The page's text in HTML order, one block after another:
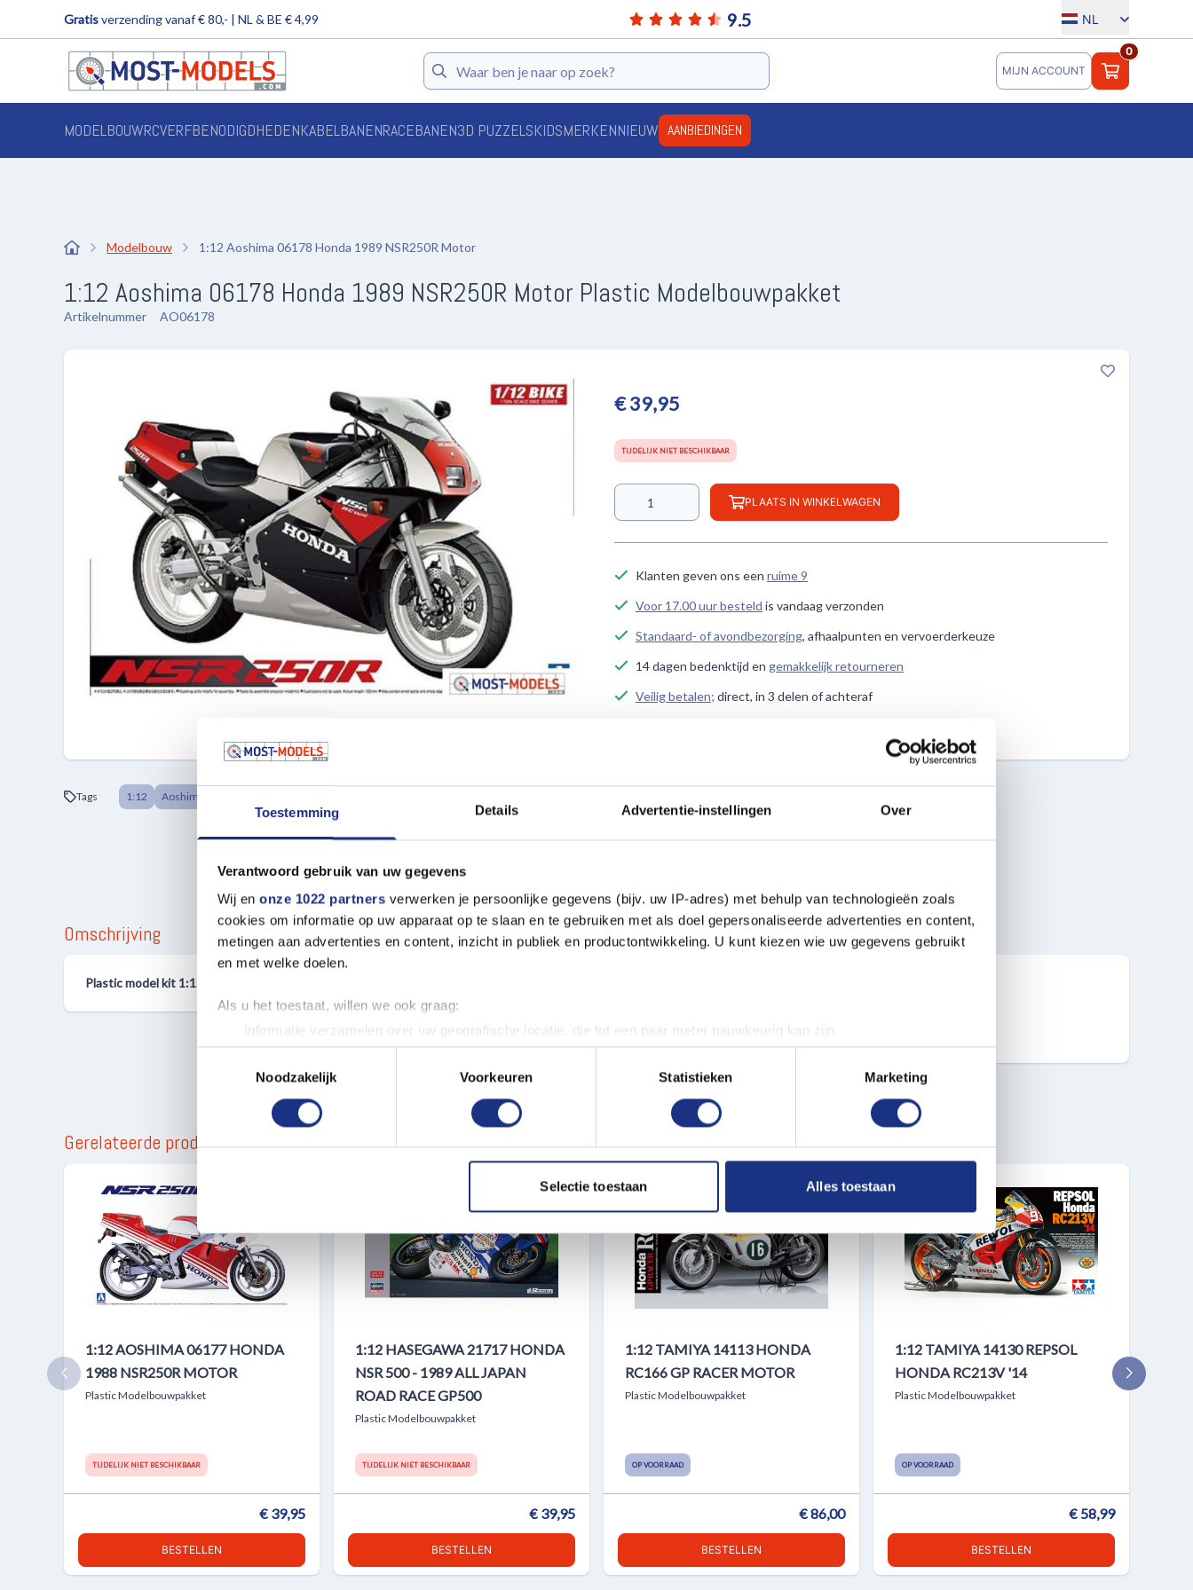
Toestemming Details Advertentie-instellingen Over
Verantwoord gebruik van uw gegevens
Wij en onze 1022 partners verwerken je persoonlijke gegevens (bijv. uw IP-adres) met behulp van technologieën zoals
cookies om informatie op uw apparaat op te slaan en te gebruiken met als doel gepersonaliseerde advertenties en content,
metingen aan advertenties en content, inzicht in publiek en productontwikkeling. U kunt kiezen wie uw gegevens gebruikt
en met welke doelen.
Als u het toestaat, willen we ook graag:
Informatie verzamelen over uw geografische locatie, die tot een paar meter nauwkeurig kan zijn
Uw apparaat identificeren door het actief te scannen op specifieke eigenschappen (fingerprinting)
Lees meer over hoe uw persoonlijke gegevens worden verwerkt en stel uw voorkeuren in het
detailgedeeltein. U kunt uw
toestemming op elk moment wijzigen of intrekken in de Cookieverklaring.
websiteverkeer te analyseren. Ook delen we informatie over uw gebruik van onze site met onze partners voor social
media, adverteren en analyse. Deze partners kunnen deze gegevens combineren met andere informatie die u aan ze heeft
Noodzakelijk
Voorkeuren Statistieken Marketing
Selectie toestaan Alles toestaan
9.5
Gratisverzending vanaf € 80,- | NL & BE € 4,99 NL
MIJN ACCOUNT
0
Zoeken
MODELBOUWRCVERFBENODIGDHEDENKABELBANENRACEBANEN3D PUZZELSKIDSMERKENNIEUW AANBIEDINGEN
Modelbouw 1:12 Aoshima 06178 Honda 1989 NSR250R Motor
1:12 Aoshima 06178 Honda 1989 NSR250R Motor Plastic Modelbouwpakket
Artikelnummer AO06178
€ 39,95
TIJDELIJK NIET BESCHIKBAAR
PLAATS IN WINKELWAGEN
Klanten geven ons een ruime 9
Voor 17.00 uur besteld is vandaag verzonden
Standaard- of avondbezorging, afhaalpunten en vervoerderkeuze
14 dagen bedenktijd en gemakkelijk retourneren
Veilig betalen; direct, in 3 delen of achteraf
Tags 1:12 Aoshima
Omschrijving
Plastic model kit 1:12 Aoshima 06178 Honda 1989 NSR250R Motor.
Eigenschappen
Gerelateerde producten
1:12 AOSHIMA 06177 HONDA
1988 NSR250R MOTOR
Plastic Modelbouwpakket
TIJDELIJK NIET BESCHIKBAAR
€ 39,95
BESTELLEN
1:12 HASEGAWA 21717 HONDA
NSR 500 - 1989 ALL JAPAN
ROAD RACE GP500
Plastic Modelbouwpakket
TIJDELIJK NIET BESCHIKBAAR
€ 39,95
BESTELLEN
1:12 TAMIYA 14113 HONDA
RC166 GP RACER MOTOR
Plastic Modelbouwpakket
OP VOORRAAD
€ 86,00
BESTELLEN
1:12 TAMIYA 14130 REPSOL
HONDA RC213V '14
Plastic Modelbouwpakket
OP VOORRAAD
€ 58,99
BESTELLEN